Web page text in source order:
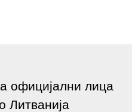
официјални лица
Литванија